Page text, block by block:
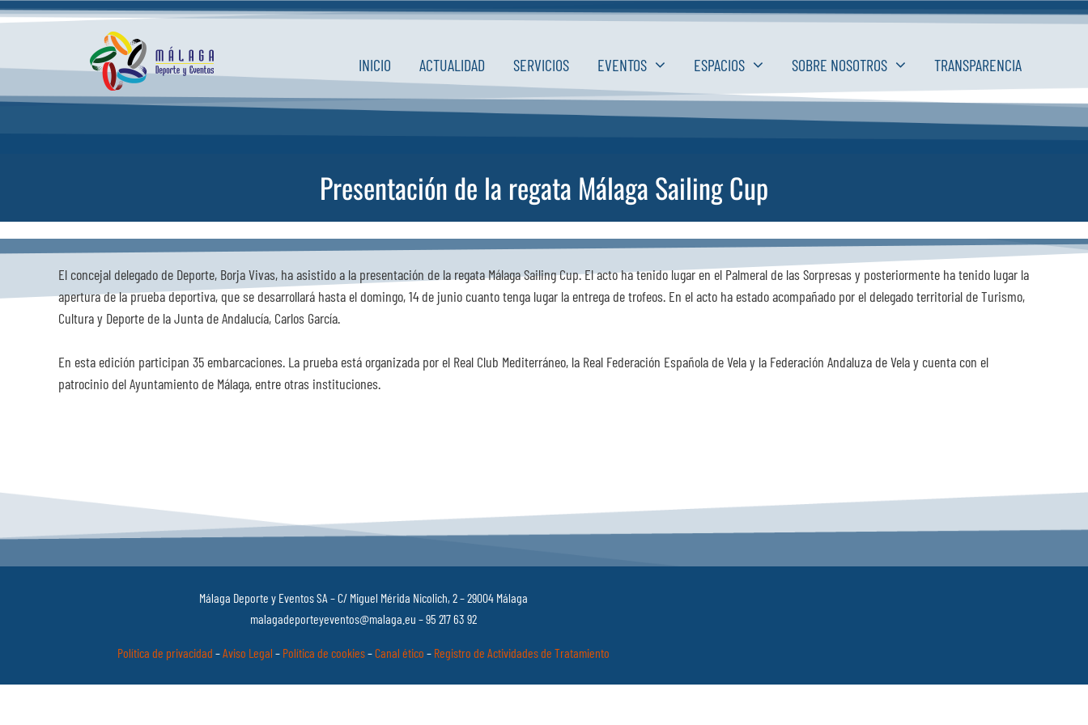
Saltar
INICIO ACTUALIDAD SERVICIOS EVENTOS ESPACIOS SOBRE NOSOTROS TRANSPARENCIA
Presentación de la regata Málaga Sailing Cup
El concejal delegado de Deporte, Borja Vivas, ha asistido a la presentación de la regata Málaga Sailing Cup. El acto ha tenido lugar en el Palmeral de las Sorpresas y posteriormente ha tenido lugar la
apertura de la prueba deportiva, que se desarrollará hasta el domingo, 14 de junio cuanto tenga lugar la entrega de trofeos. En el acto ha estado acompañado por el delegado territorial de Turismo,
Cultura y Deporte de la Junta de Andalucía, Carlos García.
En esta edición participan 35 embarcaciones. La prueba está organizada por el Real Club Mediterráneo, la Real Federación Española de Vela y la Federación Andaluza de Vela y cuenta con el
patrocinio del Ayuntamiento de Málaga, entre otras instituciones.
Málaga Deporte y Eventos SA – C/ Miguel Mérida Nicolich, 2 – 29004 Málaga
malagadeporteyeventos@malaga.eu – 95 217 63 92
Política de privacidad –Aviso Legal – Política de cookies–Canal ético – Registro de Actividades de Tratamiento